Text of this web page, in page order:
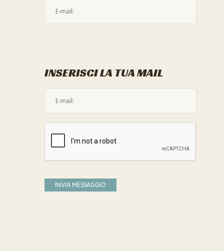
INSERISCI LA TUA MAIL
INVIA MESSAGGIO